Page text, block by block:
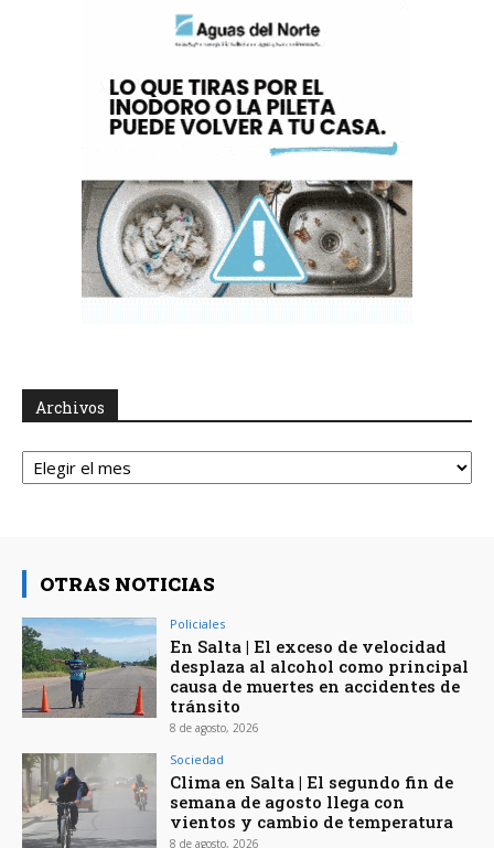
Archivos
Archivos
OTRAS NOTICIAS
Policiales
En Salta | El exceso de velocidad
desplaza al alcohol como principal
causa de muertes en accidentes de
tránsito
8 de agosto, 2026
Sociedad
Clima en Salta | El segundo fin de
semana de agosto llega con
vientos y cambio de temperatura
8 de agosto, 2026